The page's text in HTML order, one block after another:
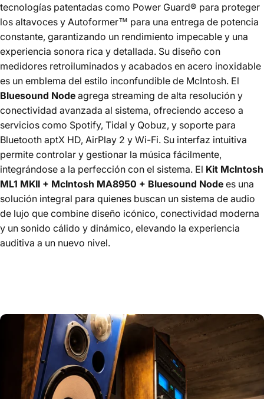
tecnologías patentadas como Power Guard® para proteger
los altavoces y Autoformer™ para una entrega de potencia
constante, garantizando un rendimiento impecable y una
experiencia sonora rica y detallada. Su diseño con
medidores retroiluminados y acabados en acero inoxidable
es un emblema del estilo inconfundible de McIntosh. El
Bluesound Node agrega streaming de alta resolución y
conectividad avanzada al sistema, ofreciendo acceso a
servicios como Spotify, Tidal y Qobuz, y soporte para
Bluetooth aptX HD, AirPlay 2 y Wi-Fi. Su interfaz intuitiva
permite controlar y gestionar la música fácilmente,
integrándose a la perfección con el sistema. El Kit McIntosh
ML1 MKII + McIntosh MA8950 + Bluesound Node es una
solución integral para quienes buscan un sistema de audio
de lujo que combine diseño icónico, conectividad moderna
y un sonido cálido y dinámico, elevando la experiencia
auditiva a un nuevo nivel.